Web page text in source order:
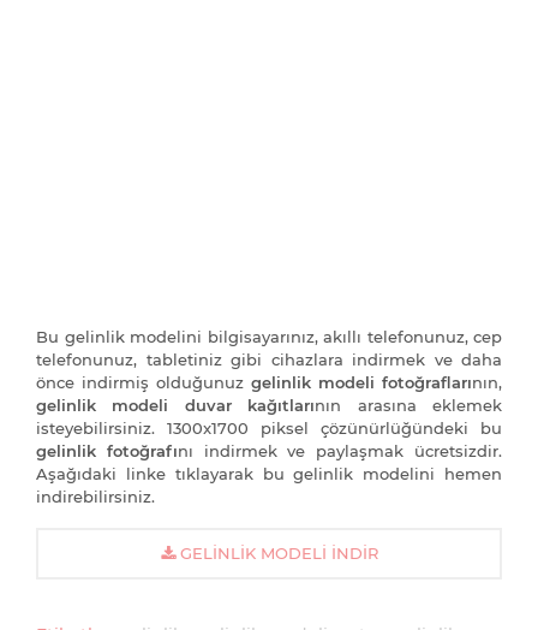
Bu gelinlik modelini bilgisayarınız, akıllı telefonunuz, cep
telefonunuz, tabletiniz gibi cihazlara indirmek ve daha
önce indirmiş olduğunuz gelinlik modeli fotoğraflarının,
gelinlik modeli duvar kağıtlarının arasına eklemek
isteyebilirsiniz. 1300x1700 piksel çözünürlüğündeki bu
gelinlik fotoğrafını indirmek ve paylaşmak ücretsizdir.
Aşağıdaki linke tıklayarak bu gelinlik modelini hemen
indirebilirsiniz.
GELINLIK MODELI İNDIR